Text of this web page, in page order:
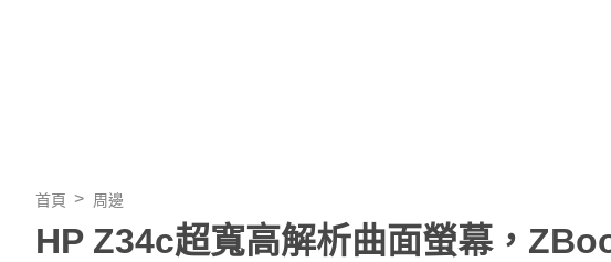
首頁 周邊
HP Z34c超寬高解析曲面螢幕，